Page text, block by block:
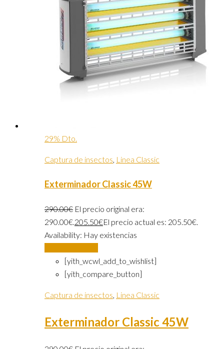
29% Dto.
Captura de insectos, Linea Classic
Exterminador Classic 45W
290.00€ El precio original era:
290.00€.205.50€El precio actual es: 205.50€.
Availability: Hay existencias
[yith_wcwl_add_to_wishlist]
[yith_compare_button]
Captura de insectos, Linea Classic
Exterminador Classic 45W